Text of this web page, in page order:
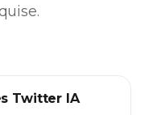
Twitter IA